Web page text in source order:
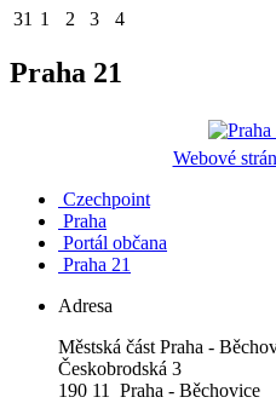
31 1 2 3 4
Praha 21
Webové
Czechpoint
Praha
Portál občana
Praha 21
Adresa
Městská část Praha -
Českobrodská 3
190 11 Praha - Běchovice